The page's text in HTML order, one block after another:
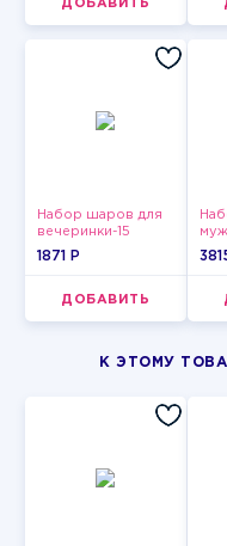
ДОБАВИТЬ
Набор шаров для
вечеринки-15
1871 P
ДОБАВИТЬ
К ЭТОМУ